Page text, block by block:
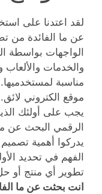
لقد اعتدنا على
عن ما الفائدة من
الواجهات بواسطة
والخدمات والألعاب
مناسبة
موقع الكتروني لائق.
يجب على أولئك
الرقمي البحث عن
يدركوا أهمية تصميم
الفهم في تحديد
تطوير أي منتج أو
انت بحثت عن ما